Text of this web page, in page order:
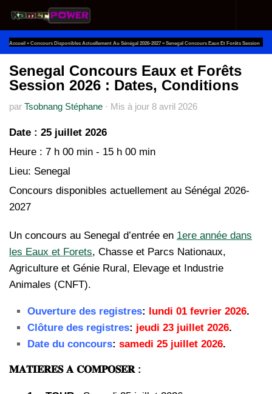
Au dessous du contenu
Accueil » Concours Disponibles Actuellement Au Sénégal 2026-2027 » Senegal Concours Eaux Et Forêts Session
2026 : Dates, Conditions
Senegal Concours Eaux et Forêts
Session 2026 : Dates, Conditions
par Tsobnang Stéphane · Mis à jour 8 avril 2026
Date : 25 juillet 2026
Heure : 7 h 00 min - 15 h 00 min
Lieu: Senegal
Concours disponibles actuellement au Sénégal 2026-
2027
Un concours au Senegal d’entrée en 1ere année dans
les Eaux et Forets, Chasse et Parcs Nationaux,
Agriculture et Génie Rural, Elevage et Industrie
Animales (CNFT).
Ouverture des registres: lundi 01 fevrier 2026.
Clôture des registres: jeudi 23 juillet 2026.
Date du concours: samedi 25 juillet 2026.
𝐌𝐀𝐓𝐈𝐄𝐑𝐄𝐒 𝐀 𝐂𝐎𝐌𝐏𝐎𝐒𝐄𝐑 :